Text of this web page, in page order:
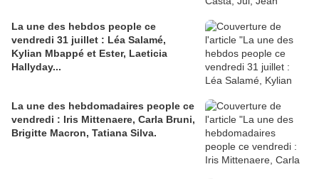
La une des hebdos people ce
vendredi 31 juillet : Léa Salamé,
Kylian Mbappé et Ester, Laeticia
Hallyday...
La une des hebdomadaires people ce
vendredi : Iris Mittenaere, Carla Bruni,
Brigitte Macron, Tatiana Silva.